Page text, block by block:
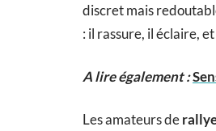
discret mais
: il rassure, il éclaire,
A lire également :
Les amateurs de